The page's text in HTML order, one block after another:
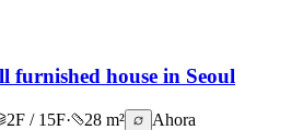
furnished house in Seoul
2F / 15F· 28 m² Ahora